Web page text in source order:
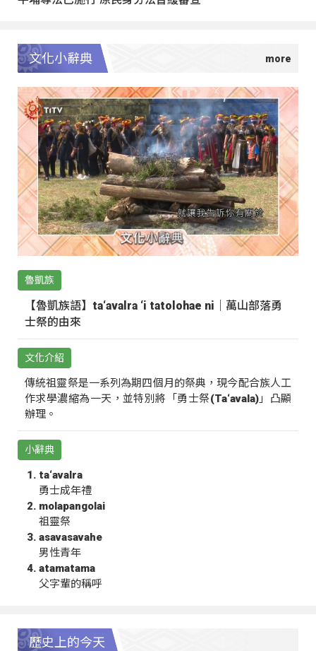
文化小辭典
魯凱族
【魯凱族語】ta‘avalra ‘i tatolohae ni｜萬山部落勇
士祭的由來
文化介紹
傳統祖靈祭是一系列為期四個月的祭典，現今配合族人工
作求學濃縮為一天，並特別將「勇士祭(Ta‘avala)」凸顯
辦理。
小辭典
ta‘avalra
勇士成年禮
molapangolai
祖靈祭
asavasavahe
男性青年
atamatama
父字輩的稱呼
歷史上的今天